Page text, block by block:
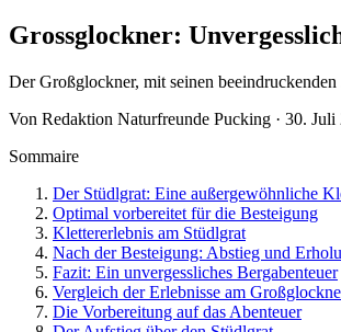
Grossglockner:
Der Großglockner, mit seinen
Von Redaktion Naturfreunde Pucking · 30.
Sommaire
Der Stüdlgrat: Eine außergewöhnliche
Optimal vorbereitet für die Besteigung
Klettererlebnis am Stüdlgrat
Nach der Besteigung: Abstieg und
Fazit: Ein unvergessliches Bergabenteuer
Vergleich der Erlebnisse am
Die Vorbereitung auf das Abenteuer